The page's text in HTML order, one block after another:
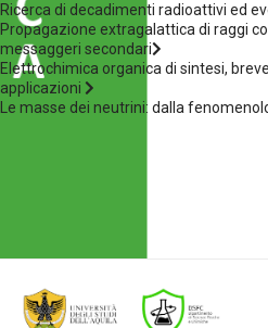
Ricerca di decadimenti radioattivi ed
Propagazione extragalattica di raggi
messaggeri secondari
Elettrochimica organica di sintesi,
applicazioni
Le masse dei neutrini: dalla